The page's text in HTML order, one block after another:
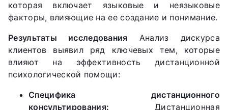
которая включает языковые и неязыковые
факторы, влияющие на ее создание и понимание.
Результаты исследования Анализ дискурса
клиентов выявил ряд ключевых тем, которые
влияют на эффективность дистанционной
психологической помощи:
Специфика дистанционного
консультирования: Дистанционная